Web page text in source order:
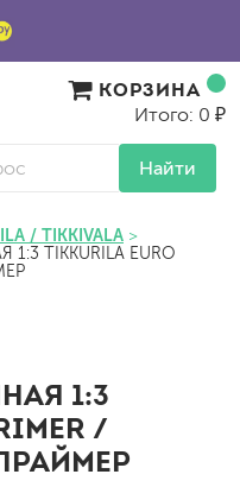
Найти
КОРЗИНА
Итого: 0 ₽
/ TIKKIVALA
TIKKURILA EURO
1:3
/